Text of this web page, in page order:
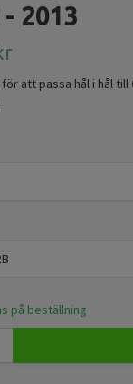
2013
att passa hål i hål
på beställning